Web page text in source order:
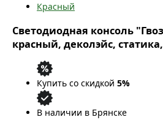
Красный
Светодиодная консоль
красный, деколэйс,
Купить со скидкой 5%
В наличии в Брянске